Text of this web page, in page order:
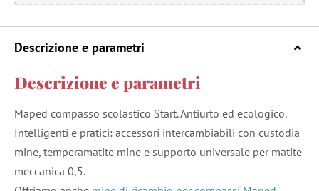
Descrizione e parametri
Descrizione e parametri
Maped compasso scolastico Start. Antiurto ed ecologico.
Intelligenti e pratici: accessori intercambiabili con custodia
mine, temperamatite mine e supporto universale per matite
meccanica 0,5.